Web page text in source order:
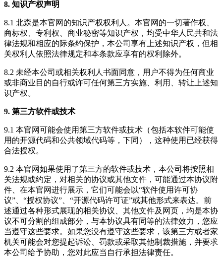
8. 知识产权声明
8.1 北森是本官网的知识产权权利人。本官网的一切著作权、
商标权、专利权、商业秘密等知识产权，均受中华人民共和法
律法规和相应的际条约保护，本公司享有上述知识产权，但相
关权利人依照法律规定和本条款应享有的权利除外。
8.2 未经本公司或相关权利人书面同意，用户不得为任何商业
或非商业目的自行或许可任何第三方实施、利用、转让上述知
识产权。
9. 第三方软件或技术
9.1 本官网可能会使用第三方软件或技术（包括本软件可能使
用的开源代码和公共领域代码等，下同），这种使用已经获得
合法授权。
9.2 本官网如果使用了第三方的软件或技术，本公司将按照相
关法规或约定，对相关的协议或其他文件，可能通过本协议附
件、在本官网进行展示，它们可能会以“软件使用许可协
议”、“授权协议”、“开源代码许可证”或其他形式来表达。前
述通过各种形式展现的相关协议、其他文件及网页，均是本协
议不可分割的组成部分，与本协议具有同等的法律效力，您应
当遵守这些要求。如果您没有遵守这些要求，该第三方或者家
机关可能会对您提起诉讼、罚款或采取其他制裁措施，并要求
本公司给予协助，您对此应当自行承担法律责任。